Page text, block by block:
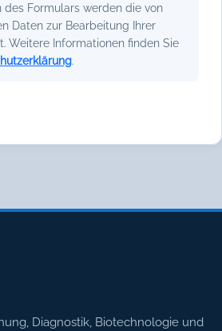
des Formulars werden die von
Daten zur Bearbeitung Ihrer
Weitere Informationen finden Sie
.
Diagnostik, Biotechnologie und